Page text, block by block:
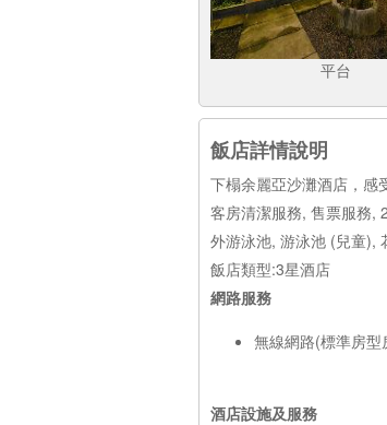
平台
飯店詳情說明
下榻余麗亞沙灘酒店，感
客房清潔服務, 售票服務,
外游泳池, 游泳池 (兒童),
飯店類型:3星酒店
網路服務
無線網路(標準房型
酒店設施及服務